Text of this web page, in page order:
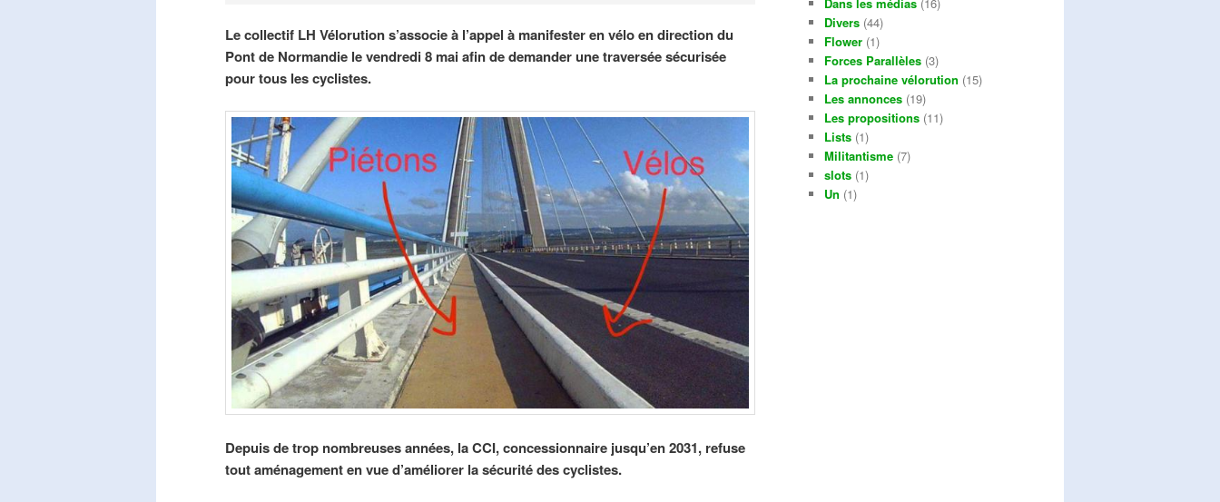
Le collectif LH Vélorution s’associe à l’appel à manifester en vélo en direction du
Pont de Normandie le vendredi 8 mai afin de demander une traversée sécurisée
pour tous les cyclistes.
Depuis de trop nombreuses années, la CCI, concessionnaire jusqu’en 2031, refuse
tout aménagement en vue d’améliorer la sécurité des cyclistes.
Divers (44)
Flower (1)
Forces Parallèles (3)
La prochaine vélorution (15)
Les annonces (19)
Les propositions (11)
Lists (1)
Militantisme (7)
slots (1)
Un (1)